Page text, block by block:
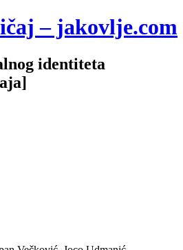
– jakovlje.com
identiteta